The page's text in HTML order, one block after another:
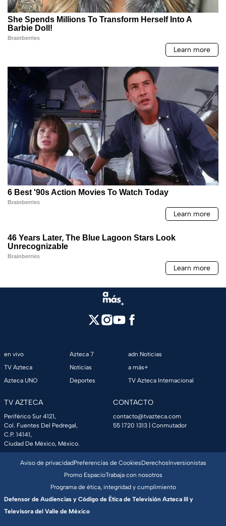
en vivo
TV Azteca
Azteca UNO
Azteca 7
Noticias
Deportes
adn Noticias
a más+
TV Azteca Internacional
TV AZTECA
Periférico Sur 4121,
Col. Fuentes Del Pedregal,
C.P. 14141,
Ciudad De México, México.
CONTACTO
contacto@tvazteca.com
55 1720 1313 | Conmutador
Aviso de privacidadPreferencias de CookiesDerechosInversionistas
Promo EspacioTrabaja con nosotros
Programa de ética, integridad y cumplimiento
Defensor de Audiencias y Código de Ética de Televisión Azteca III y
Televisora del Valle de México